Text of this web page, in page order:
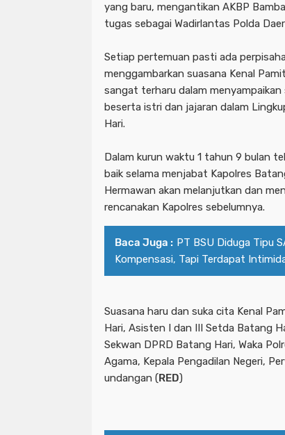
yang baru, mengantikan AKBP
tugas sebagai Wadirlantas Polda
Setiap pertemuan pasti ada
menggambarkan suasana Kenal
sangat terharu dalam
beserta istri dan jajaran dalam
Hari.
Dalam kurun waktu 1 tahun 9 bulan
baik selama menjabat Kapolres
Hermawan akan melanjutkan dan
rencanakan Kapolres sebelumnya.
Baca Juga : PT BSU Diduga Tipu
Kompensasi, Tapi Terdapat
Suasana haru dan suka cita Kenal
Hari, Asisten I dan III Setda Batang
Sekwan DPRD Batang Hari, Waka
Agama, Kepala Pengadilan Negeri,
undangan (RED)